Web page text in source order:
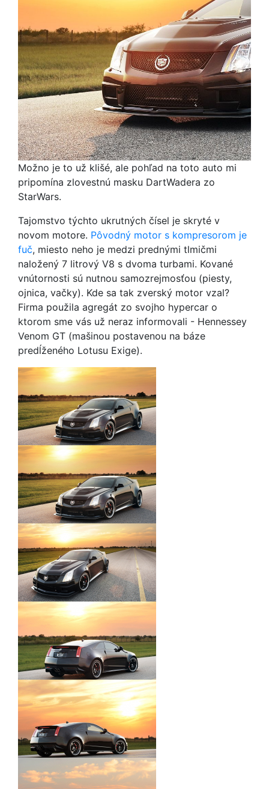
Možno je to už klišé, ale pohľad na toto auto mi
pripomína zlovestnú masku DartWadera zo
StarWars.
Tajomstvo týchto ukrutných čísel je skryté v
novom motore. Pôvodný motor s kompresorom je
fuč, miesto neho je medzi prednými tlmičmi
naložený 7 litrový V8 s dvoma turbami. Kované
vnútornosti sú nutnou samozrejmosťou (piesty,
ojnica, vačky). Kde sa tak zverský motor vzal?
Firma použila agregát zo svojho hypercar o
ktorom sme vás už neraz informovali - Hennessey
Venom GT (mašinou postavenou na báze
predĺženého Lotusu Exige).